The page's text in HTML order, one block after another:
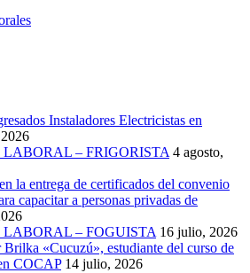
Instaladores Electricistas en
– FRIGORISTA 4 agosto,
la entrega de certificados del convenio
capacitar a personas privadas de
– FOGUISTA 16 julio, 2026
Brilka «Cucuzú», estudiante del curso de
COCAP 14 julio, 2026